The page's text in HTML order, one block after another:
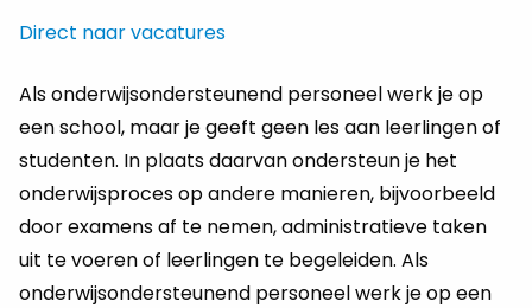
Direct naar vacatures
Als onderwijsondersteunend personeel werk je op
een school, maar je geeft geen les aan leerlingen of
studenten. In plaats daarvan ondersteun je het
onderwijsproces op andere manieren, bijvoorbeeld
door examens af te nemen, administratieve taken
uit te voeren of leerlingen te begeleiden. Als
onderwijsondersteunend personeel werk je op een